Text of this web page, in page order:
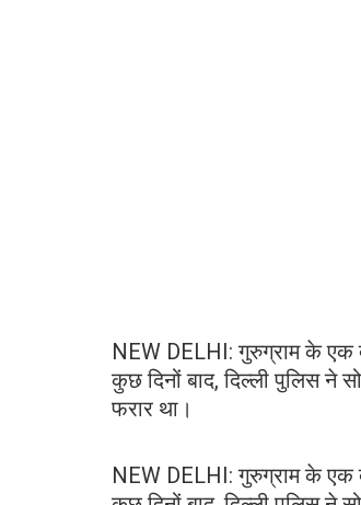
NEW DELHI: गुरुग्राम के एक
कुछ दिनों बाद, दिल्ली पुलिस ने
फरार था।
NEW DELHI: गुरुग्राम के एक